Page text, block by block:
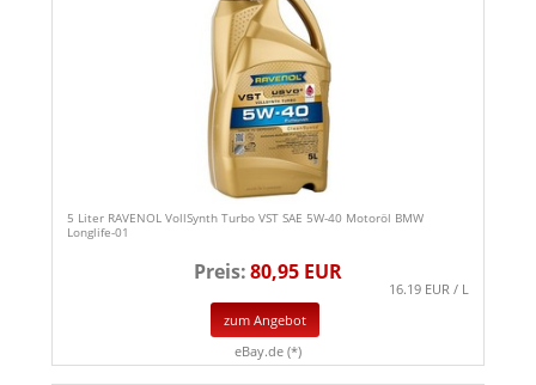
5 Liter RAVENOL VollSynth Turbo VST SAE 5W-40 Motoröl BMW
Longlife-01
Preis:80,95 EUR
16.19 EUR / L
zum Angebot
eBay.de (*)